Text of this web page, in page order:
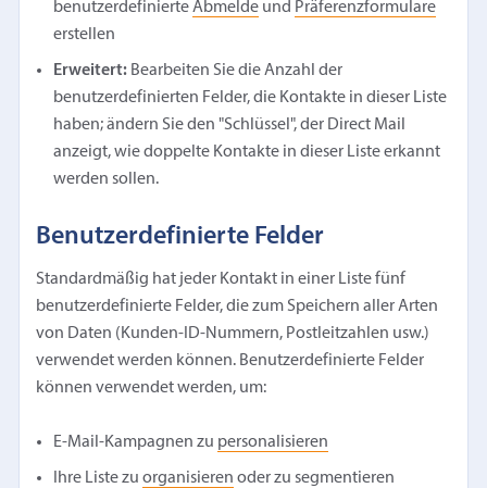
benutzerdefinierteAbmelde und Präferenzformulare
erstellen
Erweitert: Bearbeiten Sie die Anzahl der
benutzerdefinierten Felder, die Kontakte in dieser Liste
haben; ändern Sie den "Schlüssel", der Direct Mail
anzeigt, wie doppelte Kontakte in dieser Liste erkannt
werden sollen.
Benutzerdefinierte Felder
Standardmäßig hat jeder Kontakt in einer Liste fünf
benutzerdefinierte Felder, die zum Speichern aller Arten
von Daten (Kunden-ID-Nummern, Postleitzahlen usw.)
verwendet werden können. Benutzerdefinierte Felder
können verwendet werden, um:
E-Mail-Kampagnen zu personalisieren
Ihre Liste zuorganisieren oder zu segmentieren